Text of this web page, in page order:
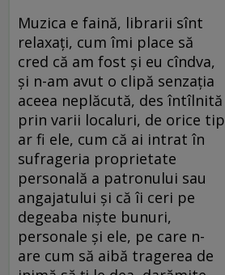
Muzica e faină, librarii sînt
relaxați, cum îmi place să
cred că am fost și eu cîndva,
și n-am avut o clipă senzația
aceea neplăcută, des întîlnită
prin varii localuri, de orice tip
ar fi ele, cum că ai intrat în
sufrageria proprietate
personală a patronului sau
angajatului și că îi ceri pe
degeaba niște bunuri,
personale și ele, pe care n-
are cum să aibă tragerea de